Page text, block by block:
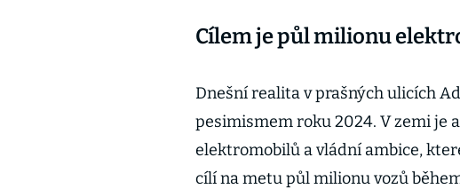
Cílem je půl milionu
Dnešní realita v prašných ulicích
pesimismem roku 2024. V zemi je
elektromobilů a vládní ambice,
cílí na metu půl milionu vozů